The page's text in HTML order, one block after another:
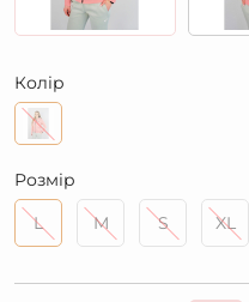
Колір
Розмір
L
M S XL